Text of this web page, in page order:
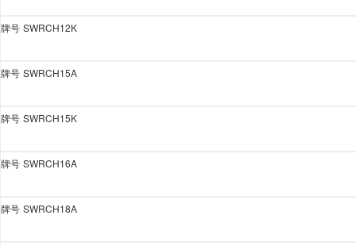
牌号 SWRCH12K
牌号 SWRCH15A
牌号 SWRCH15K
牌号 SWRCH16A
牌号 SWRCH18A